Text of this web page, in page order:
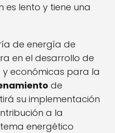
lento y tiene una
de energía de
en el desarrollo de
económicas para la
de
su implementación
a la
energético